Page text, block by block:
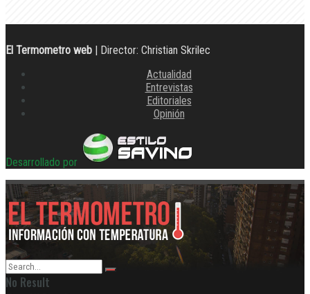
El Termometro web | Director: Christian Skrilec
Actualidad
Entrevistas
Editoriales
Opinión
Desarrollado por
No Result